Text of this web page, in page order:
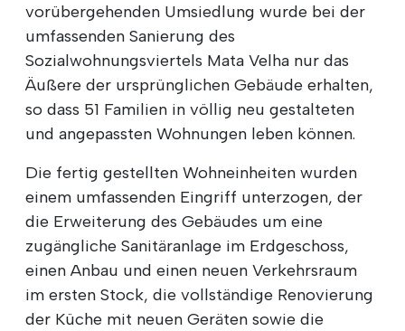
vorübergehenden Umsiedlung wurde bei der
umfassenden Sanierung des
Sozialwohnungsviertels Mata Velha nur das
Äußere der ursprünglichen Gebäude erhalten,
so dass 51 Familien in völlig neu gestalteten
und angepassten Wohnungen leben können.
Die fertig gestellten Wohneinheiten wurden
einem umfassenden Eingriff unterzogen, der
die Erweiterung des Gebäudes um eine
zugängliche Sanitäranlage im Erdgeschoss,
einen Anbau und einen neuen Verkehrsraum
im ersten Stock, die vollständige Renovierung
der Küche mit neuen Geräten sowie die